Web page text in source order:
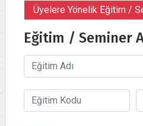
Üyelere Yönelik Eğitim /
Eğitim / Seminer